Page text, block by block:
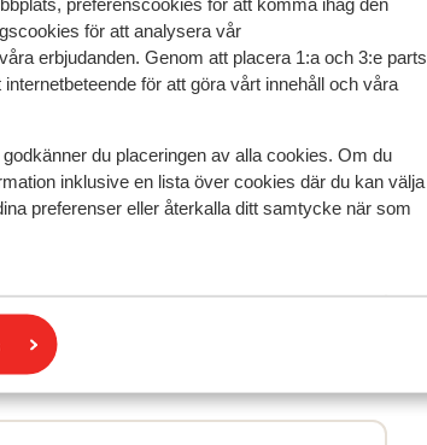
preferenscookies för att komma ihåg den
för att analysera vår
erbjudanden. Genom att placera 1:a och 3:e parts
för att göra vårt innehåll och våra
du placeringen av alla cookies. Om du
inklusive en lista över cookies där du kan välja
preferenser eller återkalla ditt samtycke när som
13 jan. 2024